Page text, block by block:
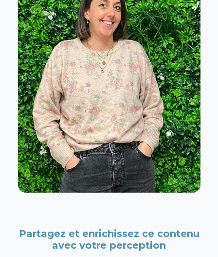
Partagez et enrichissez ce contenu
avec votre perception